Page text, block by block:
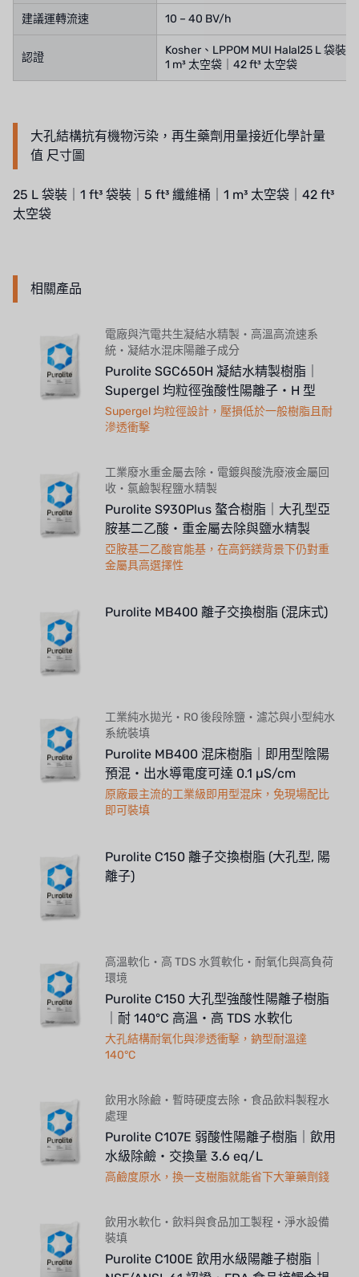
建議運轉流速 10 – 40 BV/h
認證
Kosher、LPPOM MUI Halal25 L 袋裝
1 m³ 太空袋｜42 ft³ 太空袋
大孔結構抗有機物污染，再生藥劑用量接近化學計量
值 尺寸圖
25 L 袋裝｜1 ft³ 袋裝｜5 ft³ 纖維桶｜1 m³ 太空袋｜42 ft³
太空袋
相關產品
電廠與汽電共生凝結水精製・高溫高流速系
統・凝結水混床陽離子成分
Purolite SGC650H 凝結水精製樹脂｜
Supergel 均粒徑強酸性陽離子・H 型
Supergel 均粒徑設計，壓損低於一般樹脂且耐
滲透衝擊
工業廢水重金屬去除・電鍍與酸洗廢液金屬回
收・氯鹼製程鹽水精製
Purolite S930Plus 螯合樹脂｜大孔型亞
胺基二乙酸・重金屬去除與鹽水精製
亞胺基二乙酸官能基，在高鈣鎂背景下仍對重
金屬具高選擇性
Purolite MB400 離子交換樹脂 (混床式)
工業純水拋光・RO 後段除鹽・濾芯與小型純水
系統裝填
Purolite MB400 混床樹脂｜即用型陰陽
預混・出水導電度可達 0.1 µS/cm
原廠最主流的工業級即用型混床，免現場配比
即可裝填
Purolite C150 離子交換樹脂 (大孔型, 陽
離子)
高溫軟化・高 TDS 水質軟化・耐氧化與高負荷
環境
Purolite C150 大孔型強酸性陽離子樹脂
｜耐 140°C 高溫・高 TDS 水軟化
大孔結構耐氧化與滲透衝擊，鈉型耐溫達
140°C
飲用水除鹼・暫時硬度去除・食品飲料製程水
處理
Purolite C107E 弱酸性陽離子樹脂｜飲用
水級除鹼・交換量 3.6 eq/L
高鹼度原水，換一支樹脂就能省下大筆藥劑錢
飲用水軟化・飲料與食品加工製程・淨水設備
裝填
Purolite C100E 飲用水級陽離子樹脂｜